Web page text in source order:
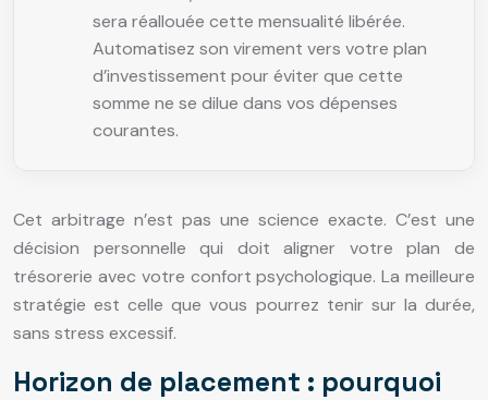
sera réallouée cette mensualité libérée.
Automatisez son virement vers votre plan
d’investissement pour éviter que cette
somme ne se dilue dans vos dépenses
courantes.
Cet arbitrage n’est pas une science exacte. C’est une
décision personnelle qui doit aligner votre plan de
trésorerie avec votre confort psychologique. La meilleure
stratégie est celle que vous pourrez tenir sur la durée,
sans stress excessif.
Horizon de placement : pourquoi